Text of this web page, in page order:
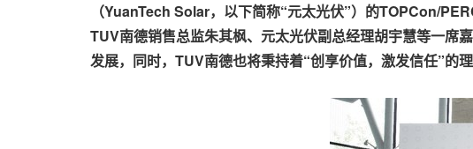
（YuanTech Solar，以下简称“元太光伏”）的TOPCon/
TUV南德销售总监朱其枫、元太光伏副总经理胡宇慧等一席
发展，同时， TUV南德也将秉持着“创享价值，激发信任”的